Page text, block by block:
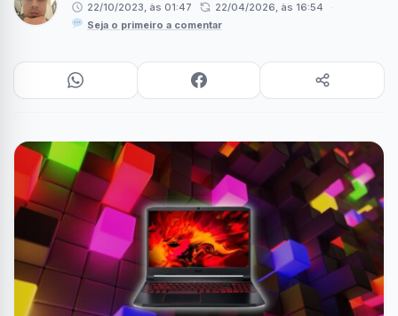
22/10/2023, às 01:47 22/04/2026, às 16:54
·
Seja o primeiro a comentar